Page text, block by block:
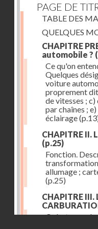
PAGE DE
TABLE DES
QUELQUES
CHAPITRE
automobile ?
Ce qu'on
Quelques
voiture
proprement
de vitesses ;
par chaînes ;
éclairage
CHAPITRE II.
(p.25)
Fonction.
allumage ;
(p.25)
CHAPITRE
Qu'est-ce